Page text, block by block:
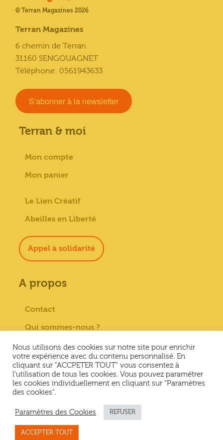
© Terran Magazines 2026
Terran Magazines
6 chemin de Terran
31160 SENGOUAGNET
Téléphone: 0561943633
S'abonner à la newsletter
Terran & moi
Mon compte
Mon panier
Le Lien Créatif
Abeilles en Liberté
Appel à solidarité
A propos
Contact
Qui sommes-nous ?
Paiement sécurisé
Mentions Légales
Conditions générales de vente
Politique de confidentialité
Nous utilisons des cookies sur notre site pour enrichir
votre expérience avec du contenu personnalisé. En
cliquant sur "ACCPETER TOUT" vous consentez à
l'utilisation de tous les cookies. Vous pouvez paramétrer
les cookies individuellement en cliquant sur "Paramètres
des cookies".
Paramètres des Cookies REFUSER
ACCEPTER TOUT